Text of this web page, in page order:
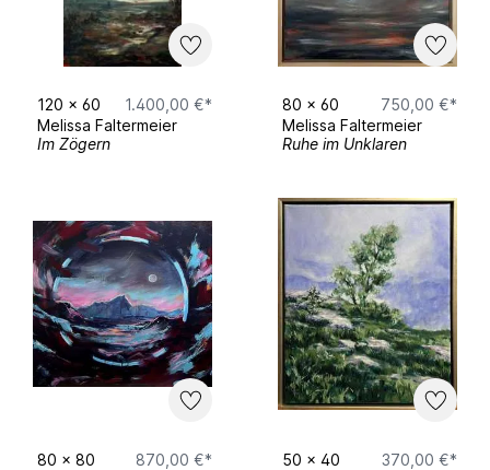
Regensburg
2019 Skulpturenausstellung Stadtbergen
120 x 60
1.400,00 €*
Melissa Faltermeier
Im Zögern
80 x 60
750,00 €*
Melissa Faltermeier
Ruhe im Unklaren
80 x 80
870,00 €*
50 x 40
370,00 €*